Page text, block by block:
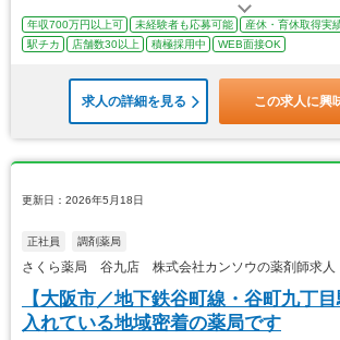
年収700万円以上可 未経験者も応募可能 産休・育休取得実
駅チカ
店舗数30以上 積極採用中 WEB面接OK
求人の詳細を見る この求人に興
更新日：2026年5月18日
正社員 調剤薬局
さくら薬局 谷九店 株式会社カンソウの薬剤師求人
【大阪市／地下鉄谷町線・谷町九丁
入れている地域密着の薬局です